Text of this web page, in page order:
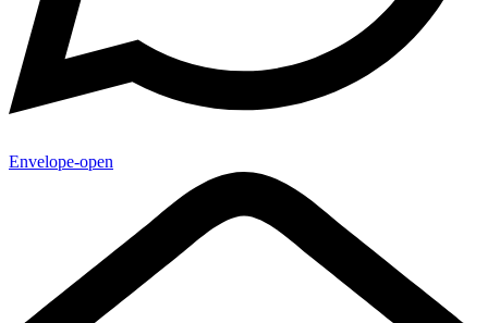
Envelope-open